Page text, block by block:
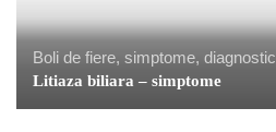
Boli de fiere, simptome, diagnostic
Litiaza biliara – simptome